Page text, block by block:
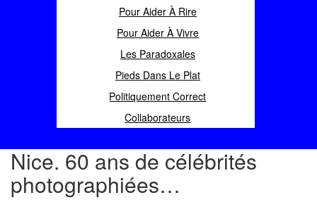
Pour Aider À Rire
Pour Aider À Vivre
Les Paradoxales
Pieds Dans Le Plat
Politiquement Correct
Collaborateurs
Nice. 60 ans de célébrités
photographiées…